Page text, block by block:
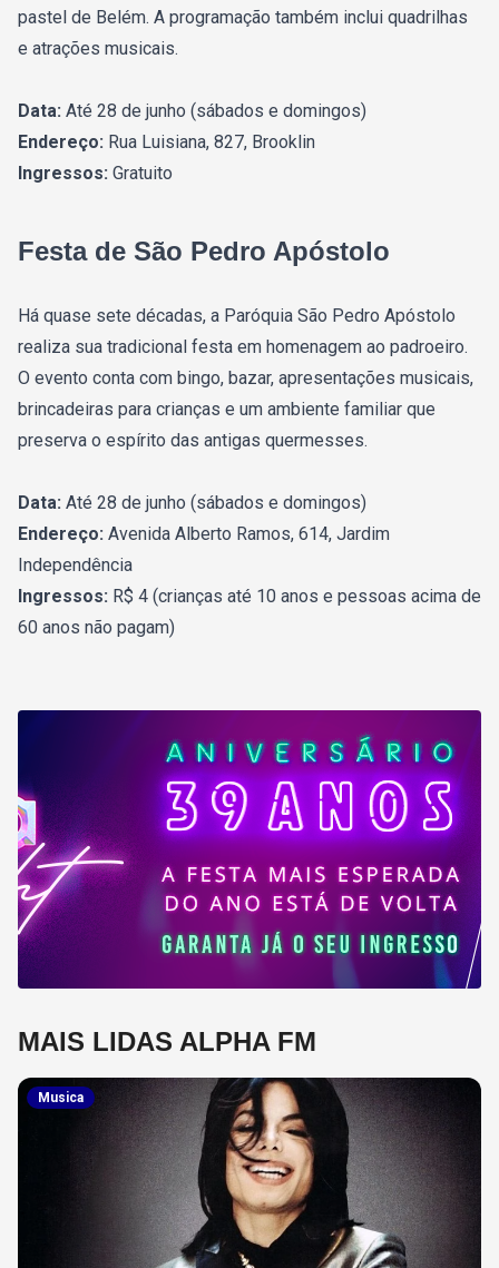
pastel de Belém. A programação também inclui quadrilhas
e atrações musicais.
Data: Até 28 de junho (sábados e domingos)
Endereço: Rua Luisiana, 827, Brooklin
Ingressos: Gratuito
Festa de São Pedro Apóstolo
Há quase sete décadas, a Paróquia São Pedro Apóstolo
realiza sua tradicional festa em homenagem ao padroeiro.
O evento conta com bingo, bazar, apresentações musicais,
brincadeiras para crianças e um ambiente familiar que
preserva o espírito das antigas quermesses.
Data: Até 28 de junho (sábados e domingos)
Endereço: Avenida Alberto Ramos, 614, Jardim
Independência
Ingressos: R$ 4 (crianças até 10 anos e pessoas acima de
60 anos não pagam)
MAIS LIDAS ALPHA FM
Musica